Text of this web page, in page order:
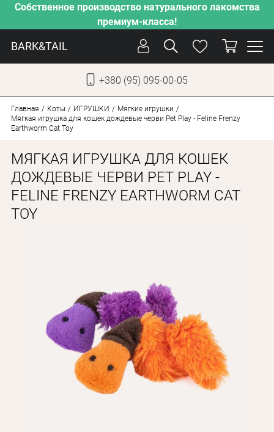
Собственное производство натурального лакомства
премиум-класса!
BARK&TAIL
+380 (95) 095-00-05
ЗАБОТА
ОТ ЖАРЫ
НАШЕ ПРОИЗВОДСТВО
Оплата и доставка
Программа лояльности
О Нас
Оптовым клиентам
Контакты
Главная Коты ИГРУШКИ
Мягкие игрушки
Мягкая игрушка для кошек дождевые черви Pet Play - Feline Frenzy
Earthworm Cat Toy
МЯГКАЯ ИГРУШКА ДЛЯ КОШЕК
ДОЖДЕВЫЕ ЧЕРВИ PET PLAY -
FELINE FRENZY EARTHWORM CAT
TOY